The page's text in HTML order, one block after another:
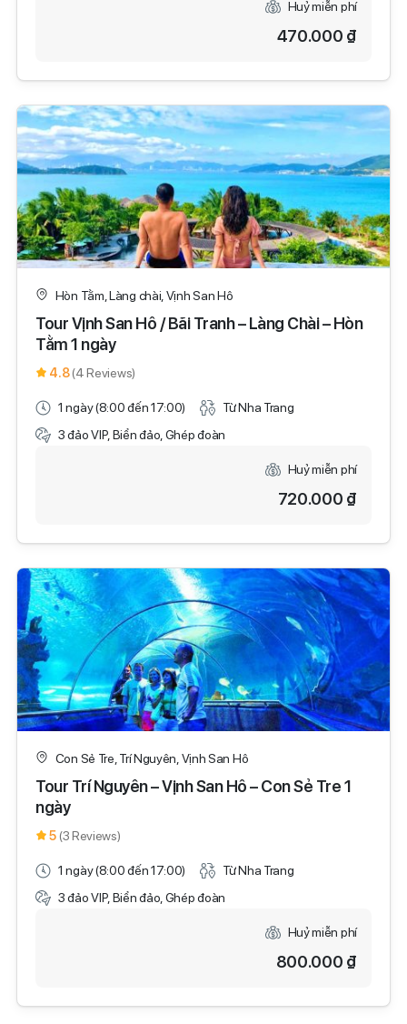
Huỷ miễn phí
470.000 ₫
Hòn Tằm, Làng chài, Vịnh San Hô
Tour Vịnh San Hô / Bãi Tranh – Làng Chài – Hòn
Tằm 1 ngày
4.8(4 Reviews)
1 ngày (8:00 đến 17:00)
Từ Nha Trang
3 đảo VIP, Biển đảo, Ghép đoàn
Huỷ miễn phí
720.000 ₫
Con Sẻ Tre, Trí Nguyên, Vịnh San Hô
Tour Trí Nguyên – Vịnh San Hô – Con Sẻ Tre 1
ngày
5 (3 Reviews)
1 ngày (8:00 đến 17:00)
Từ Nha Trang
3 đảo VIP, Biển đảo, Ghép đoàn
Huỷ miễn phí
800.000 ₫